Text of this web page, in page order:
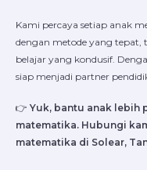
Kami percaya setiap anak
dengan metode yang tepat,
belajar yang kondusif.
siap menjadi partner
👉 Yuk, bantu anak lebih
matematika. Hubungi
matematika di Solear,